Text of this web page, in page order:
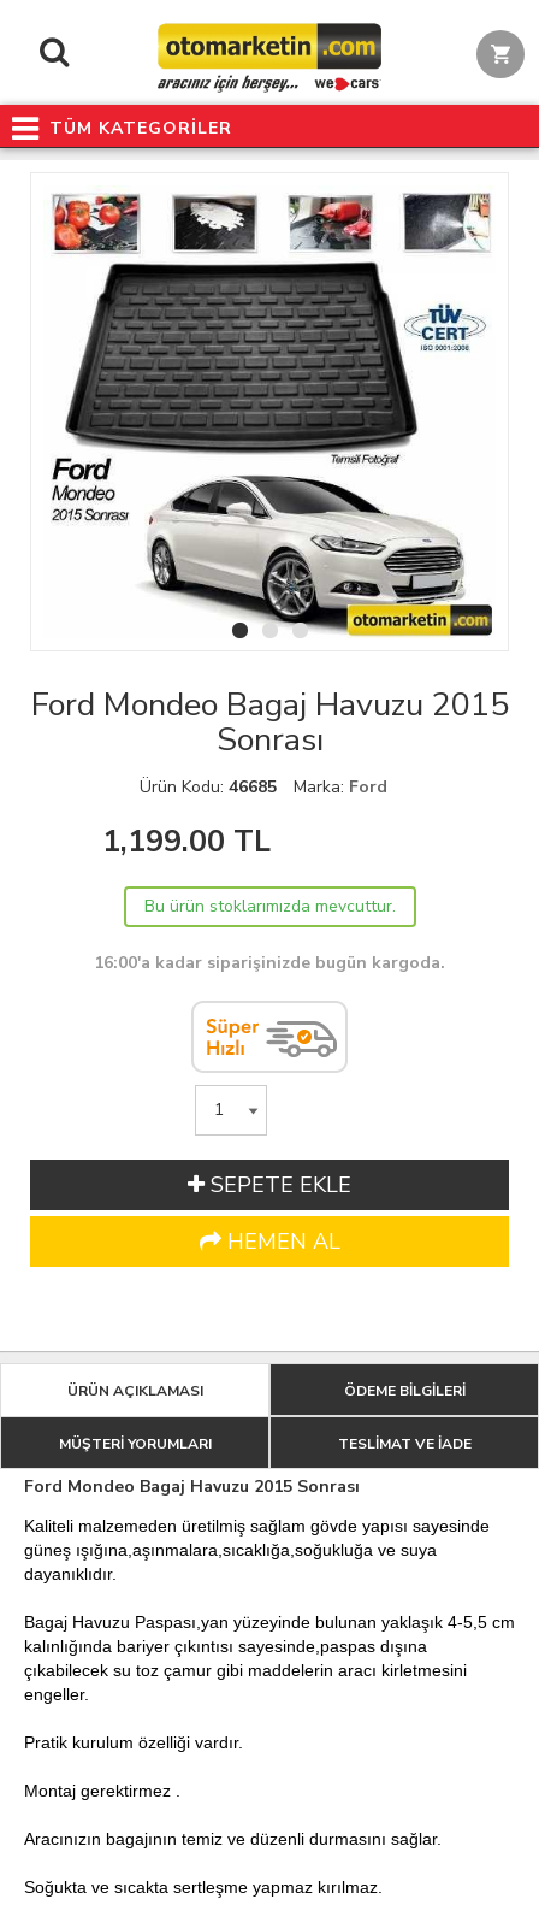
TÜM KATEGORİLER
Ford Mondeo Bagaj Havuzu 2015
Sonrası
Ürün Kodu: 46685 Marka: Ford
1,199.00 TL
Bu ürün stoklarımızda mevcuttur.
16:00'a kadar siparişinizde bugün kargoda.
SEPETE EKLE
HEMEN AL
ÜRÜN AÇIKLAMASI ÖDEME BİLGİLERİ
MÜŞTERİ YORUMLARI TESLİMAT VE İADE
Ford Mondeo Bagaj Havuzu 2015 Sonrası
Kaliteli malzemeden üretilmiş sağlam gövde yapısı sayesinde
güneş ışığına,aşınmalara,sıcaklığa,soğukluğa ve suya
dayanıklıdır.
Bagaj Havuzu Paspası,yan yüzeyinde bulunan yaklaşık 4-5,5 cm
kalınlığında bariyer çıkıntısı sayesinde,paspas dışına
çıkabilecek su toz çamur gibi maddelerin aracı kirletmesini
engeller.
Pratik kurulum özelliği vardır.
Montaj gerektirmez .
Aracınızın bagajının temiz ve düzenli durmasını sağlar.
Soğukta ve sıcakta sertleşme yapmaz kırılmaz.